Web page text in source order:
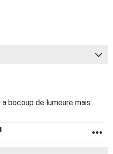
bocoup de lumeure mais